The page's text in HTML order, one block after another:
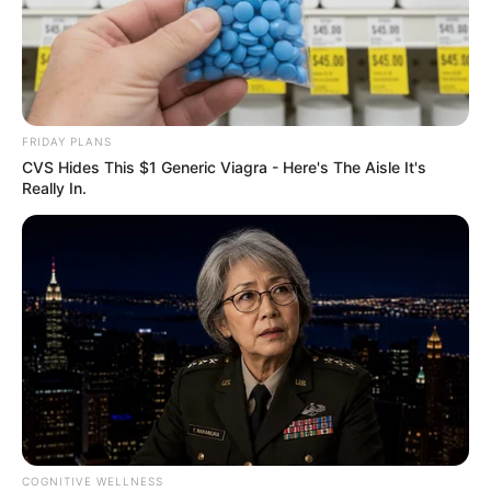
Залишити відповідь
Щоб відправити коментар вам необхідно
авторизуватись.
Ужгород
влажность:
давление:
ветер:
Погода на 10 дней от
FRIDAY PLANS
CVS Hides This $1 Generic Viagra - Here's The Aisle It's
Really In.
COGNITIVE WELLNESS